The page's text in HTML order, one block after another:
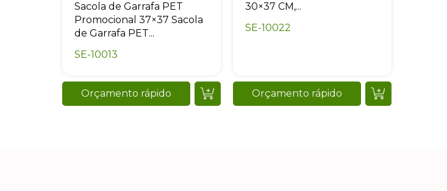
Sacola de Garrafa PET
Promocional 37×37 Sacola
de Garrafa PET...
SE-10013
Orçamento rápido
30×37 CM,...
SE-10022
Orçamento rápido